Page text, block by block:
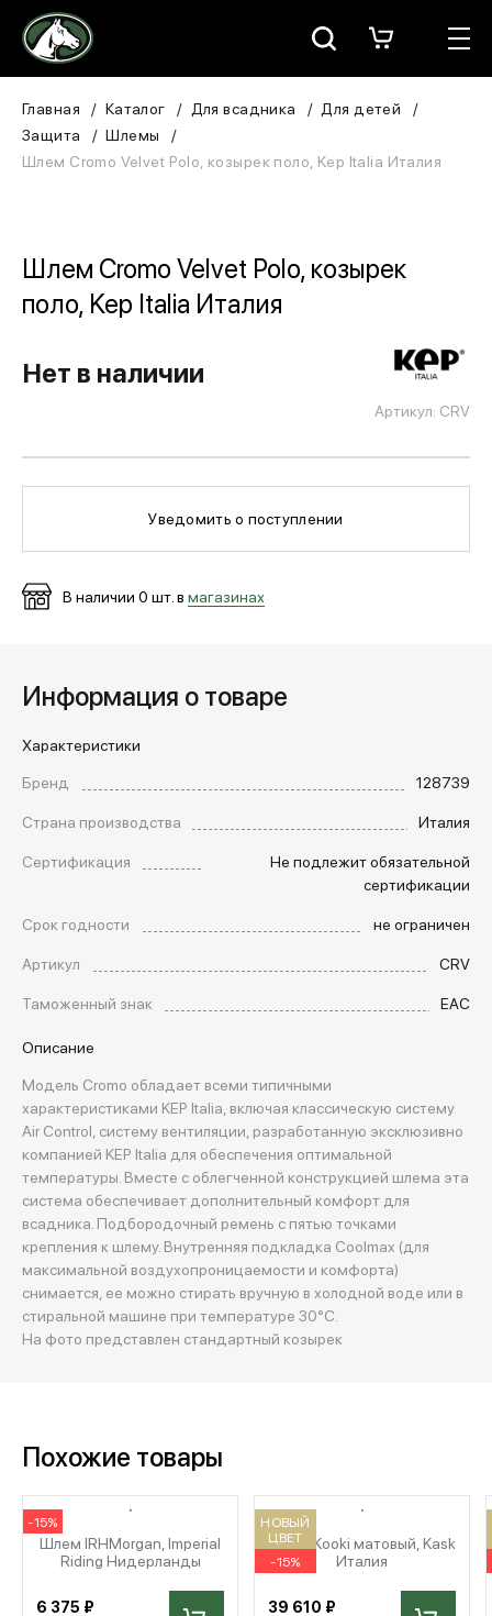
Москва
Для всадника
В конюшню
ЗООТОВАРЫ
Для собаки
БРЕНДЫ
МЕДИА
ОПЛАТА И ДОСТАВКА
Вход в личный кабинет
+7 (495) 139-66-00
обратный звонок
Главная Каталог Для всадника
Для детей
Защита
Шлемы
Шлем Cromo Velvet Polo, козырек поло, Kep Italia Италия
Шлем Cromo Velvet Polo, козырек
поло, Kep Italia Италия
Артикул: CRV
Нет в наличии
Уведомить о поступлении
В наличии 0 шт. в магазинах
Информация о товаре
Характеристики
Бренд
128739
Страна производства
Италия
Сертификация
Не подлежит обязательной
сертификации
Срок годности
не ограничен
Артикул
CRV
Таможенный знак
EAC
Описание
Модель Cromo обладает всеми типичными
характеристиками KEP Italia, включая классическую систему
Air Control, систему вентиляции, разработанную эксклюзивно
компанией KEP Italia для обеспечения оптимальной
температуры. Вместе с облегченной конструкцией шлема эта
система обеспечивает дополнительный комфорт для
всадника. Подбородочный ремень с пятью точками
крепления к шлему. Внутренняя подкладка Coolmax (для
максимальной воздухопроницаемости и комфорта)
снимается, ее можно стирать вручную в холодной воде или в
стиральной машине при температуре 30°C.
На фото представлен стандартный козырек
Похожие товары
-15%
Шлем IRHMorgan, Imperial
Riding Нидерланды
6 375 ₽
НОВЫЙ
ЦВЕТ
-15%
Шлем Kooki матовый, Kask
Италия
39 610 ₽